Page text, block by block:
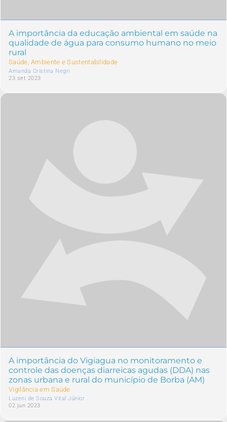
A importância da educação ambiental em saúde na
qualidade de água para consumo humano no meio
rural
Saúde, Ambiente e Sustentabilidade
Amanda Cristina Negri
23 set 2023
A importância do Vigiagua no monitoramento e
controle das doenças diarreicas agudas (DDA) nas
zonas urbana e rural do município de Borba (AM)
Vigilância em Saúde
Luzeni de Souza Vital Júnior
02 jun 2023